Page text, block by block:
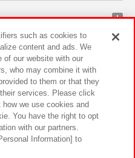
ティ サイトポリシー
クセシビリティ方針と検証結果
such as cookies to
content and ads. We
of our website with our
who may combine it with
to them or that they
services. Please click
we use cookies and
You have the right to opt
with our partners.
Information] to